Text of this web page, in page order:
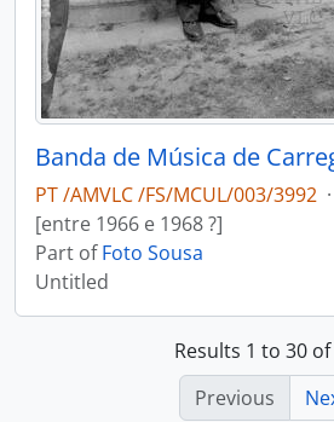
Banda de Música de
PT /AMVLC /FS/MCUL/003/3992 ·
[entre 1966 e 1968 ?]
Part ofFoto Sousa
Untitled
Results 1 to 30
Previous